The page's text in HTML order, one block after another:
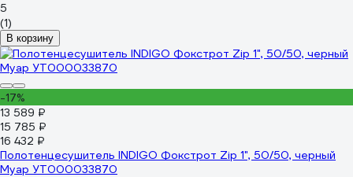
5
(1)
В корзину
-17%
13 589 ₽
15 785 ₽
16 432 ₽
Полотенцесушитель INDIGO Фокстрот Zip 1", 50/50, черный
Муар УТ000033870